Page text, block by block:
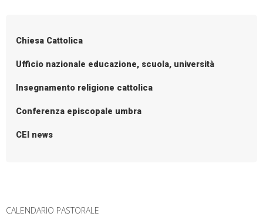
Chiesa Cattolica
Ufficio nazionale educazione, scuola, università
Insegnamento religione cattolica
Conferenza episcopale umbra
CEI news
CALENDARIO PASTORALE